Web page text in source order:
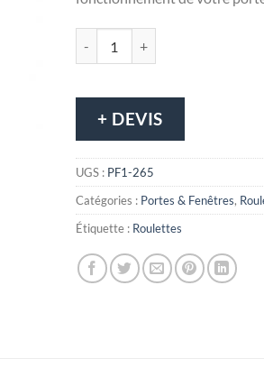
+ DEVIS
UGS : PF1-265
Catégories : Portes & Fenêtres,
Étiquette : Roulettes